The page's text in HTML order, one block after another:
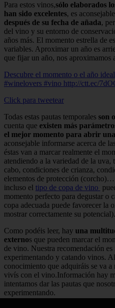
Para estos vinos,sólo elaborados
han sido excelentes, es
después de su fecha de añada,
del vino y su entorno de
años más. El momento estrella de
variables. Aproximar un año es
que fijar un año, nos aproximamos
Descubre el momento o el año
#winelovers #vino http://ctt.ec/
Click para tweetear
Todas estas pautas temporales son
cuenta que existen más
el mejor momento para abrir
aconsejable informarse acerca de
éstas van a marcar realmente el
atendiendo a la variedad de la uva,
cabo, condiciones de crianza,
elementos de protección
incluso el tipo de copa de vino
momento perfecto para degustar o
copa adecuada puede favorecer la
mostrar correctamente su potencial).
Como podéis leer, hay una
externos que pueden marcar el
de vino. Nuestra recomendación
experimentando y catando vinos.
conocimiento que adquiráis se va
vivís con el vino.Información hay
intentamos dar las pautas que
experimentando.